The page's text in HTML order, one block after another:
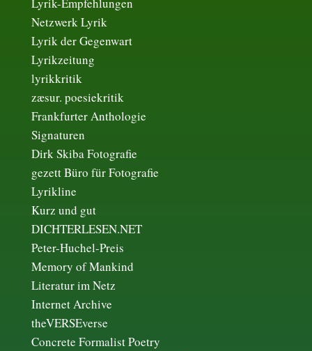
Lyrik-Empfehlungen
Netzwerk Lyrik
Lyrik der Gegenwart
Lyrikzeitung
lyrikkritik
zæsur. poesiekritik
Frankfurter Anthologie
Signaturen
Dirk Skiba Fotografie
gezett Büro für Fotografie
Lyrikline
Kurz und gut
DICHTERLESEN.NET
Peter-Huchel-Preis
Memory of Mankind
Literatur im Netz
Internet Archive
theVERSEverse
Concrete Formalist Poetry